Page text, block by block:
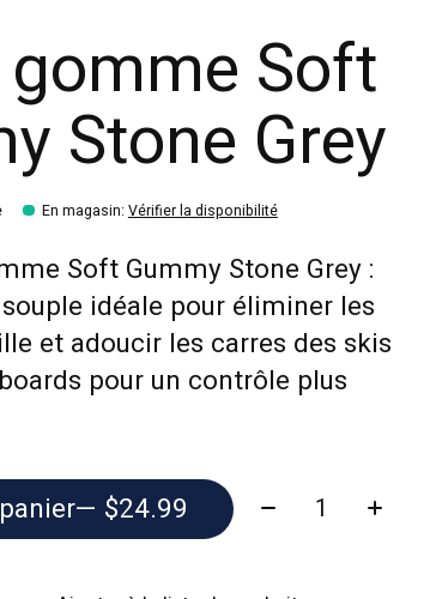
Soft
Stone Grey
En magasin: Vérifier la disponibilité
Soft Gummy Stone Grey :
idéale pour éliminer les
et adoucir les carres des skis
pour un contrôle plus
— $24.99 Quantité: